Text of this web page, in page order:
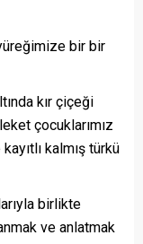
bir bir
kır çiçeği
çocuklarımız
kalmış türkü
birlikte
ve anlatmak